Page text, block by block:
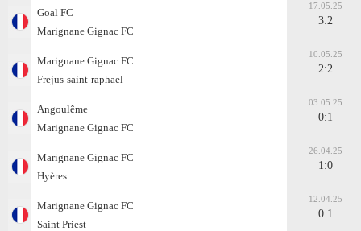
Goal FC
Marignane Gignac FC
17.05.25
3:2
Marignane Gignac FC
Frejus-saint-raphael
10.05.25
2:2
Angoulême
Marignane Gignac FC
03.05.25
0:1
Marignane Gignac FC
Hyères
26.04.25
1:0
Marignane Gignac FC
Saint Priest
12.04.25
0:1